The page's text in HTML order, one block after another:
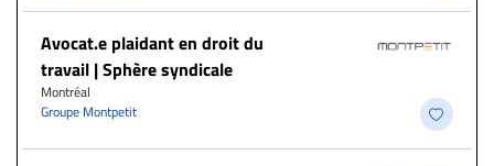
Avocat.e plaidant en droit du
travail | Sphère syndicale
Montréal
Groupe Montpetit